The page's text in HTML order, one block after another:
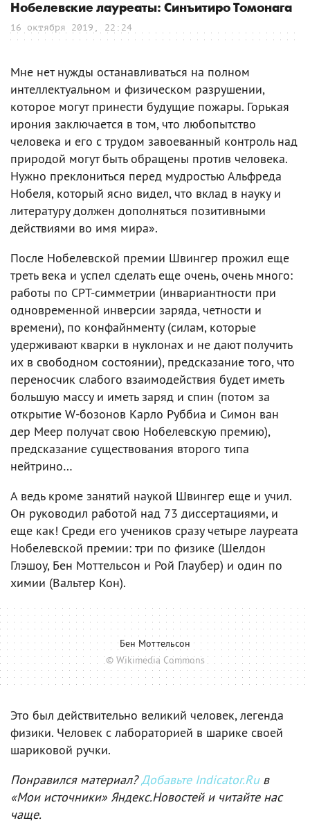
Нобелевские лауреаты: Синъитиро Томонага
16 октября 2019, 22:24
Мне нет нужды останавливаться на полном
интеллектуальном и физическом разрушении,
которое могут принести будущие пожары. Горькая
ирония заключается в том, что любопытство
человека и его с трудом завоеванный контроль над
природой могут быть обращены против человека.
Нужно преклониться перед мудростью Альфреда
Нобеля, который ясно видел, что вклад в науку и
литературу должен дополняться позитивными
действиями во имя мира».
После Нобелевской премии Швингер прожил еще
треть века и успел сделать еще очень, очень много:
работы по СРТ-симметрии (инвариантности при
одновременной инверсии заряда, четности и
времени), по конфайнменту (силам, которые
удерживают кварки в нуклонах и не дают получить
их в свободном состоянии), предсказание того, что
переносчик слабого взаимодействия будет иметь
большую массу и иметь заряд и спин (потом за
открытие W-бозонов Карло Руббиа и Симон ван
дер Меер получат свою Нобелевскую премию),
предсказание существования второго типа
нейтрино…
А ведь кроме занятий наукой Швингер еще и учил.
Он руководил работой над 73 диссертациями, и
еще как! Среди его учеников сразу четыре лауреата
Нобелевской премии: три по физике (Шелдон
Глэшоу, Бен Моттельсон и Рой Глаубер) и один по
химии (Вальтер Кон).
Бен Моттельсон
© Wikimedia Commons
Это был действительно великий человек, легенда
физики. Человек с лабораторией в шарике своей
шариковой ручки.
Понравился материал?Добавьте Indicator.Ruв
«Мои источники» Яндекс.Новостей и читайте нас
чаще.